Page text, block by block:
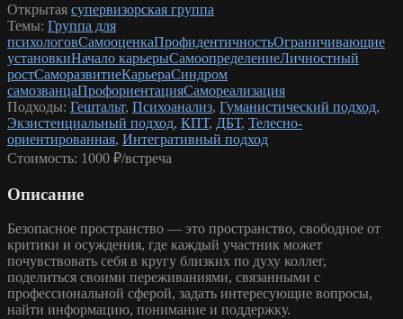
Открытая супервизорская группа
Темы: Группа для
психологовСамооценкаПрофидентичностьОграничивающие
установкиНачало карьерыСамоопределениеЛичностный
ростСаморазвитиеКарьераСиндром
самозванцаПрофориентацияСамореализация
Подходы: Гештальт, Психоанализ, Гуманистический подход,
Экзистенциальный подход, КПТ, ДБТ, Телесно-
ориентированная, Интегративный подход
Стоимость: 1000 ₽/встреча
Описание
Безопасное пространство — это пространство, свободное от
критики и осуждения, где каждый участник может
почувствовать себя в кругу близких по духу коллег,
поделиться своими переживаниями, связанными с
профессиональной сферой, задать интересующие вопросы,
найти информацию, понимание и поддержку.